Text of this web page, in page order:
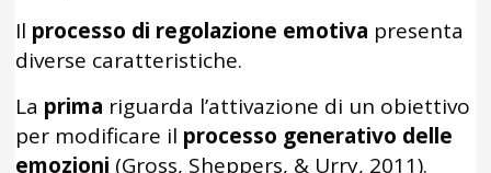
Il processo di regolazione emotiva presenta
diverse caratteristiche.
La prima riguarda l’attivazione di un obiettivo
per modificare il processo generativo delle
emozioni (Gross, Sheppers, & Urry, 2011).